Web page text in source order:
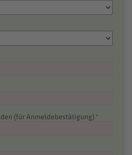
(für Anmeldebestätigung) *